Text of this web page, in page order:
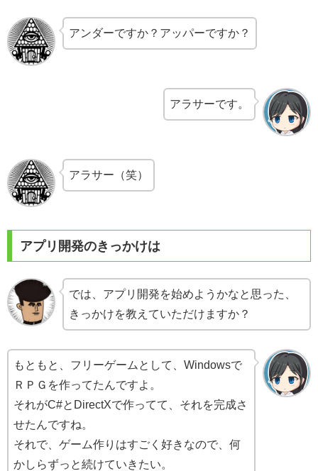
アンダーですか？アッパーですか？
アラサーです。
アラサー（笑）
アプリ開発のきっかけは
では、アプリ開発を始めようかなと思った、
きっかけを教えていただけますか？
もともと、フリーゲームとして、Windowsで
ＲＰＧを作ってたんですよ。
それがC#とDirectXで作ってて、それを完成さ
せたんですね。
それで、ゲーム作りはすごく好きなので、何
かしらずっと続けていきたい。